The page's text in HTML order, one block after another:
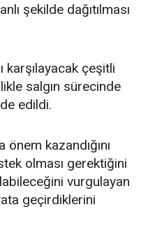
şekilde dağıtılması
karşılayacak çeşitli
salgın sürecinde
edildi.
kazandığını
olması gerektiğini
vurgulayan
geçirdiklerini